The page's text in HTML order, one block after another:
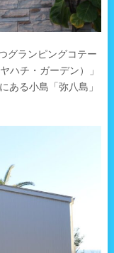
グランピングコテー
ハチ・ガーデン）」
ある小島「弥八島」